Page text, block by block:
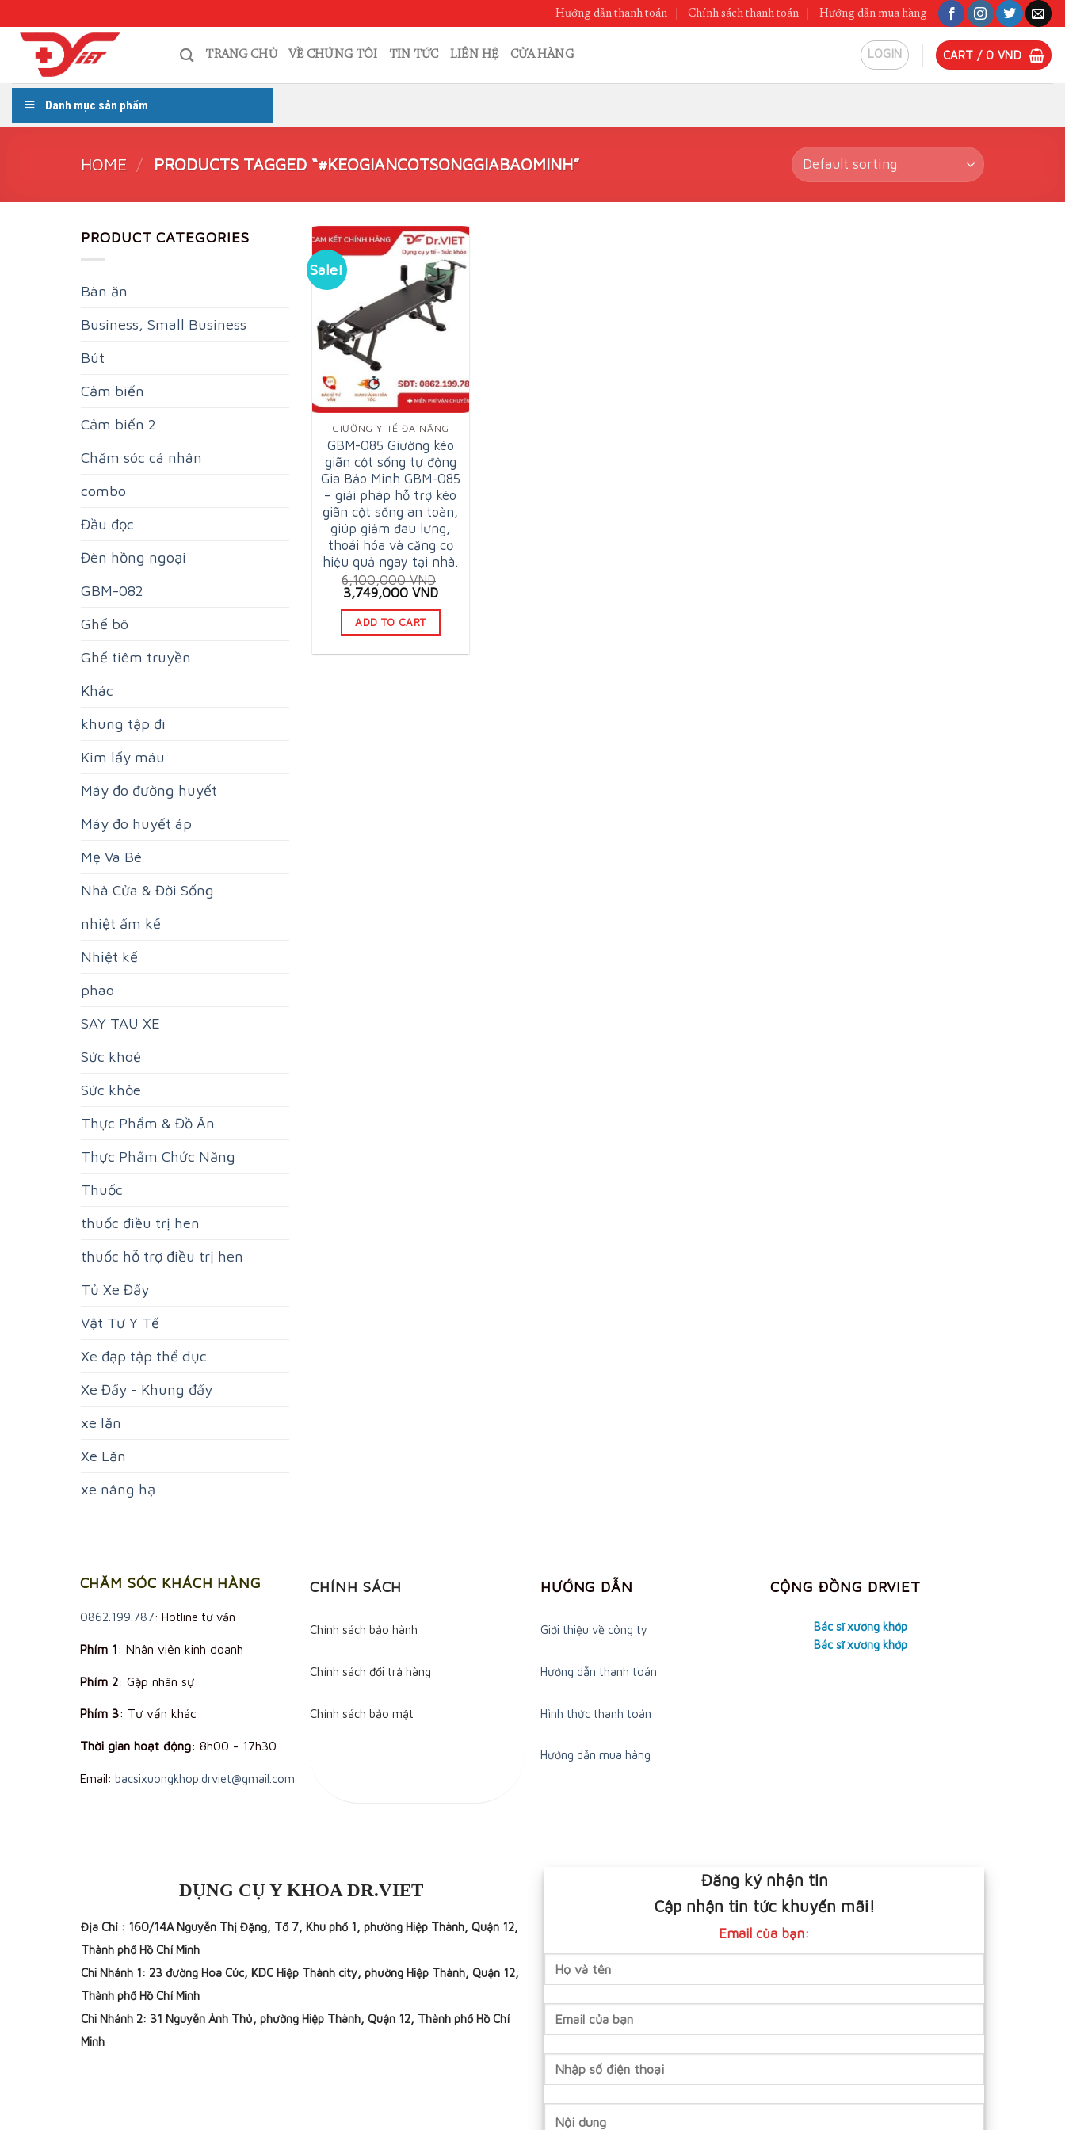
content
Hướng dẫn thanh toán Chính sách thanh toán Hướng dẫn mua hàng
TRANG CHỦ VỀ CHÚNG TÔI TIN TỨC LIÊN HỆ CỬA HÀNG LOGIN CART / 0 VND
Danh mục sản phẩm
HOME / PRODUCTS TAGGED “#KEOGIANCOTSONGGIABAOMINH”
PRODUCT CATEGORIES
Bàn ăn
Business, Small Business
Bút
Cảm biến
Cảm biến 2
Chăm sóc cá nhân
combo
Đầu đọc
Đèn hồng ngoại
GBM-082
Ghế bô
Ghế tiêm truyền
Khác
khung tập đi
Kim lấy máu
Máy đo đường huyết
Máy đo huyết áp
Mẹ Và Bé
Nhà Cửa & Đời Sống
nhiệt ẩm kế
Nhiệt kế
phao
SAY TAU XE
Sức khoẻ
Sức khỏe
Thực Phẩm & Đồ Ăn
Thực Phẩm Chức Năng
Thuốc
thuốc điều trị hen
thuốc hỗ trợ điều trị hen
Tủ Xe Đẩy
Vật Tư Y Tế
Xe đạp tập thể dục
Xe Đẩy - Khung đẩy
xe lăn
Xe Lăn
xe nâng hạ
Sale!
GIƯỜNG Y TẾ ĐA NĂNG
GBM-085 Giường kéo
giãn cột sống tự động
Gia Bảo Minh GBM-085
– giải pháp hỗ trợ kéo
giãn cột sống an toàn,
giúp giảm đau lưng,
thoái hóa và căng cơ
hiệu quả ngay tại nhà.
6,100,000VND
Original
price
was:
6,100,000 VND.
3,749,000 VNDCurrent
ADD TO CART
CHĂM SÓC KHÁCH HÀNG
0862.199.787: Hotline tư vấn
Phím 1: Nhân viên kinh doanh
Phím 2: Gặp nhân sự
Phím 3: Tư vấn khác
Thời gian hoạt động: 8h00 - 17h30
Email: bacsixuongkhop.drviet@gmail.com
CHÍNH SÁCH
Chính sách bảo hành
Chính sách đổi trả hàng
Chính sách bảo mật
HƯỚNG DẪN
Giới thiệu về công ty
Hướng dẫn thanh toán
Hình thức thanh toán
Hướng dẫn mua hàng
CỘNG ĐỒNG DRVIET
Bác sĩ xương khớp
Bác sĩ xương khớp
DỤNG CỤ Y KHOA DR.VIET
Địa Chỉ : 160/14A Nguyễn Thị Đặng, Tổ 7, Khu phố 1, phường Hiệp Thành, Quận 12,
Thành phố Hồ Chí Minh
Chi Nhánh 1: 23 đường Hoa Cúc, KDC Hiệp Thành city, phường Hiệp Thành, Quận 12,
Thành phố Hồ Chí Minh
Chi Nhánh 2: 31 Nguyễn Ảnh Thủ, phường Hiệp Thành, Quận 12, Thành phố Hồ Chí
Minh
Đăng ký nhận tin
Cập nhận tin tức khuyến mãi!
Email của bạn: